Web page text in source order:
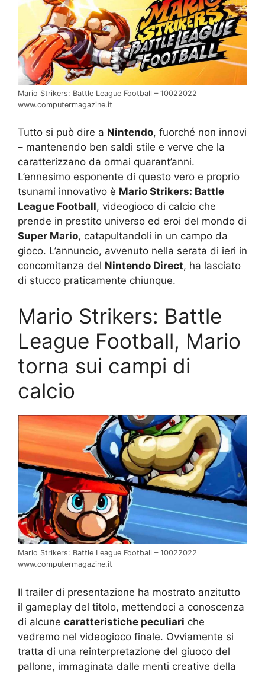
Mario Strikers: Battle League Football – 10022022
www.computermagazine.it
Tutto si può dire a Nintendo, fuorché non innovi
– mantenendo ben saldi stile e verve che la
caratterizzano da ormai quarant’anni.
L’ennesimo esponente di questo vero e proprio
tsunami innovativo è Mario Strikers: Battle
League Football, videogioco di calcio che
prende in prestito universo ed eroi del mondo di
Super Mario, catapultandoli in un campo da
gioco. L’annuncio, avvenuto nella serata di ieri in
concomitanza del Nintendo Direct, ha lasciato
di stucco praticamente chiunque.
Mario Strikers: Battle
League Football, Mario
torna sui campi di
calcio
Mario Strikers: Battle League Football – 10022022
www.computermagazine.it
Il trailer di presentazione ha mostrato anzitutto
il gameplay del titolo, mettendoci a conoscenza
di alcune caratteristiche peculiari che
vedremo nel videogioco finale. Ovviamente si
tratta di una reinterpretazione del giuoco del
pallone, immaginata dalle menti creative della